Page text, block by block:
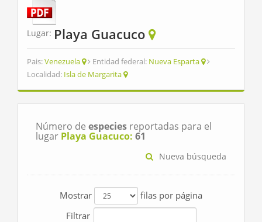
Lugar: Playa Guacuco
Pais:Venezuela Entidad federal: Nueva Esparta
Localidad: Isla de Margarita
Número de especies reportadas para el
lugar Playa Guacuco: 61
Nueva búsqueda
Mostrar
filas por página
Filtrar